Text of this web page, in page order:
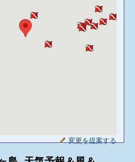
変更を提案する